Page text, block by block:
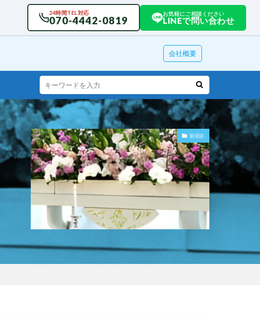
24時間TEL対応
070-4442-0819
お気軽にご相談ください
LINEで問い合わせ
会社概要
新宿区